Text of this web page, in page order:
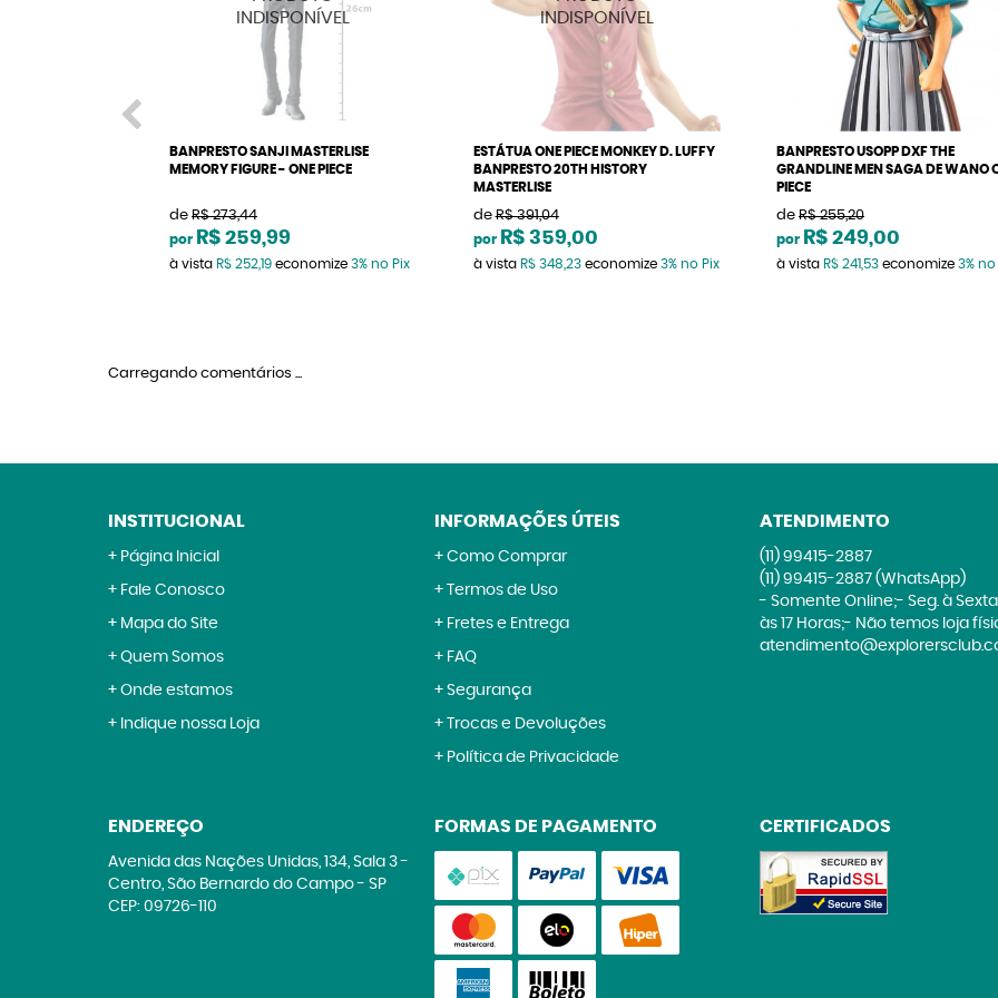
BANPRESTO SANJI MASTERLISE
MEMORY FIGURE - ONE PIECE
de R$ 273,44
por R$ 259,99
à vista R$ 252,19 economize 3% no Pix
ESTÁTUA ONE PIECE MONKEY D. LUFFY
BANPRESTO 20TH HISTORY
MASTERLISE
de R$ 391,04
por R$ 359,00
à vista R$ 348,23economize 3% no Pix
BANPRESTO USOPP DXF THE
GRANDLINE MEN SAGA DE WANO
PIECE
de R$ 255,20
por R$ 249,00
à vista R$ 241,53 economize 3% no
Carregando comentários ...
INSTITUCIONAL
Página Inicial
Fale Conosco
Mapa do Site
Quem Somos
Onde estamos
Indique nossa Loja
INFORMAÇÕES ÚTEIS
Como Comprar
Termos de Uso
Fretes e Entrega
FAQ
Segurança
Trocas e Devoluções
Política de Privacidade
ATENDIMENTO
(11) 99415-2887
(11) 99415-2887 (WhatsApp)
- Somente Online;- Seg. à Sexta
às 17 Horas;- Não temos loja
ENDEREÇO
Avenida das Nações Unidas, 134, Sala 3-
Centro, São Bernardo do Campo- SP
CEP: 09726-110
FORMAS DE PAGAMENTO CERTIFICADOS